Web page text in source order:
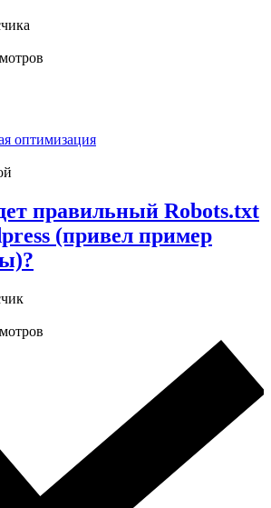
оптимизация
правильный Robots.txt
(привел пример